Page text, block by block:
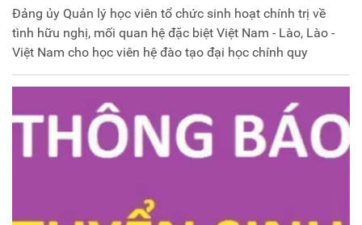
Đảng ủy Quản lý học viên tổ chức sinh hoạt chính trị về
tình hữu nghị, mối quan hệ đặc biệt Việt Nam - Lào, Lào -
Việt Nam cho học viên hệ đào tạo đại học chính quy